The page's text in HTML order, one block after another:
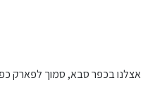
אצלנו בכפר סבא, סמוך לפארק